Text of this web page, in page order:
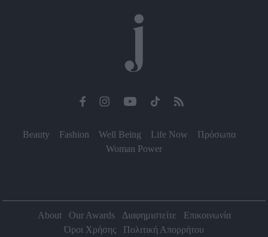
Beauty Fashion Well Being Life Now
Πρόσωπα
Woman Power
About Our Awards Διαφημιστείτε
Επικοινωνία
Όροι Χρήσης
Πολιτική Απορρήτου